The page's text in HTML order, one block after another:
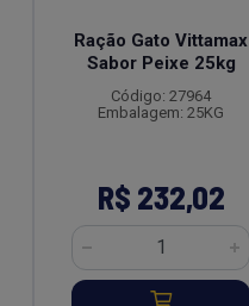
Ração Gato Vittamax
Sabor Peixe 25kg
Código: 27964
Embalagem: 25KG
R$ 232,02